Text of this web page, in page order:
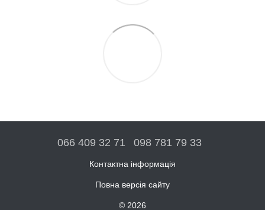
066 409 32 71 098 781 79 33
Контактна інформація
Повна версія сайту
© 2026